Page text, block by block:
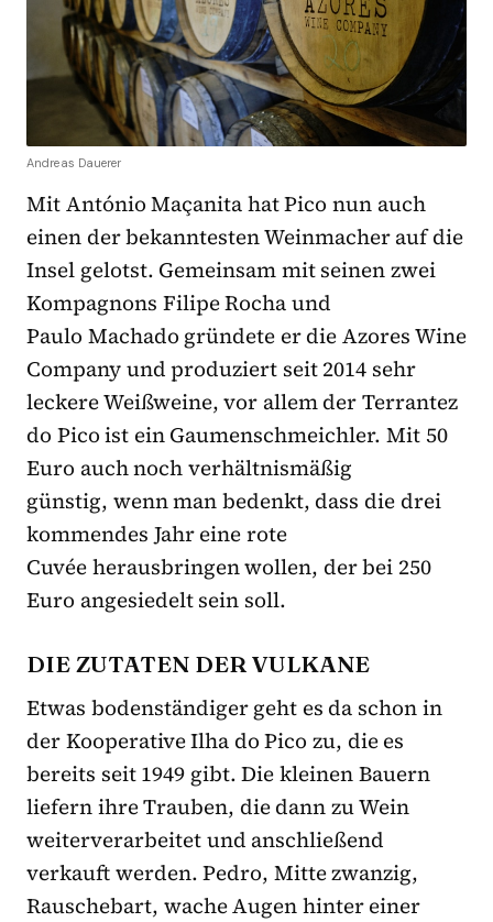
Andreas Dauerer
Mit António Maçanita hat Pico nun auch
einen der bekanntesten Weinmacher auf die
Insel gelotst. Gemeinsam mit seinen zwei
Kompagnons Filipe Rocha und
Paulo Machado gründete er die Azores Wine
Company und produziert seit 2014 sehr
leckere Weißweine, vor allem der Terrantez
do Pico ist ein Gaumenschmeichler. Mit 50
Euro auch noch verhältnismäßig
günstig, wenn man bedenkt, dass die drei
kommendes Jahr eine rote
Cuvée herausbringen wollen, der bei 250
Euro angesiedelt sein soll.
DIE ZUTATEN DER VULKANE
Etwas bodenständiger geht es da schon in
der Kooperative Ilha do Pico zu, die es
bereits seit 1949 gibt. Die kleinen Bauern
liefern ihre Trauben, die dann zu Wein
weiterverarbeitet und anschließend
verkauft werden. Pedro, Mitte zwanzig,
Rauschebart, wache Augen hinter einer